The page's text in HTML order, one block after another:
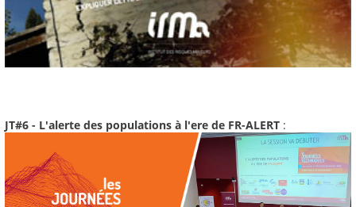
JT#6 - L'alerte des populations à l'ere de FR-ALERT :